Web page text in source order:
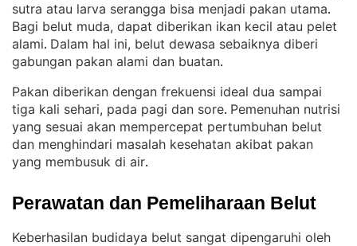
sutra atau larva serangga bisa menjadi pakan utama
Bagi belut muda, dapat diberikan ikan kecil atau pelet
alami. Dalam hal ini, belut dewasa sebaiknya diberi
gabungan pakan alami dan buatan.
Pakan diberikan dengan frekuensi ideal dua sampai
tiga kali sehari, pada pagi dan sore. Pemenuhan nutrisi
yang sesuai akan mempercepat pertumbuhan belut
dan menghindari masalah kesehatan akibat pakan
yang membusuk di air.
Perawatan dan Pemeliharaan Belut
Keberhasilan budidaya belut sangat dipengaruhi oleh